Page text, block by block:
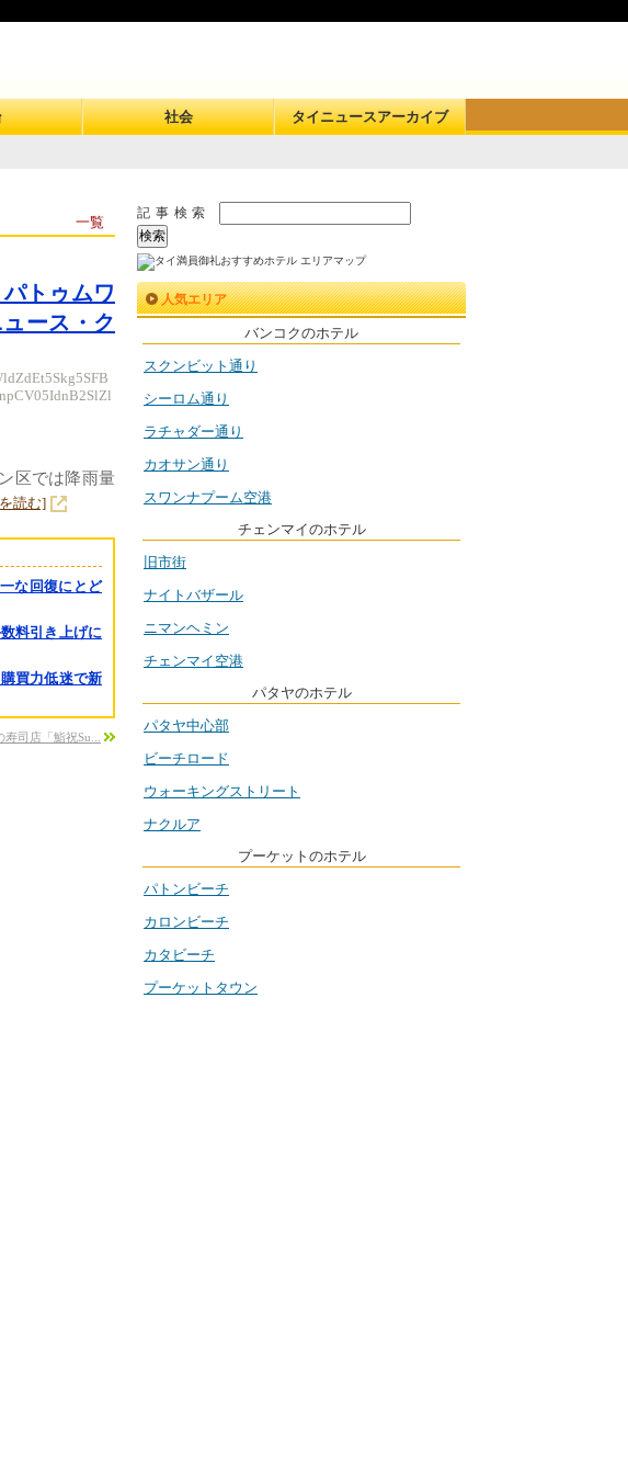
社会 タイニュースアーカイブ
一覧
トゥムワ
ース・ク
区では降雨量
読む]
な回復にとど
料引き上げに
買力低迷で新
司店「鮨祝Su...
記事検索